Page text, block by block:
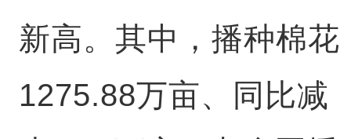
新高。其中，播种棉花
1275.88万亩、同比减